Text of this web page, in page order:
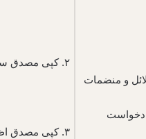
و منضمات
۲. کپی مصدق سند مالکیت پلاک ثبتی [شماره پلاک ثبتی]
۳. کپی مصدق اظهارنامه رسمی ابلاغ‌شده به شماره [شماره] مورخ [تاریخ]